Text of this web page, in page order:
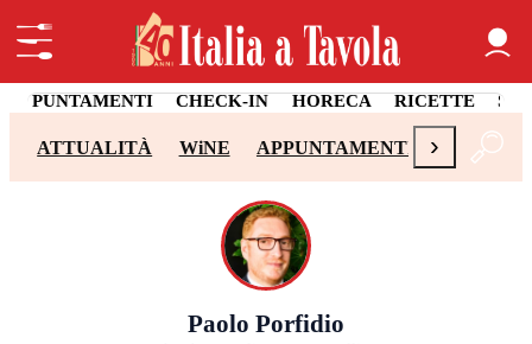
APPUNTAMENTI CHECK-IN HORECA RICETTE
ATTUALITÀ WiNE APPUNTAMENTI CHECK-
›
Paolo Porfidio